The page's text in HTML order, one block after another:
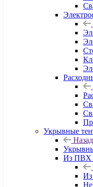
Укрывные
Назад
Из ПВХ